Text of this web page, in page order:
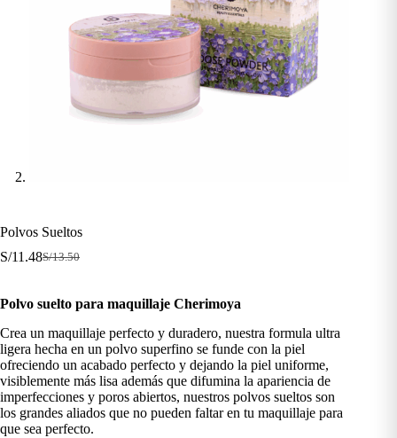
Polvos Sueltos
S/13.50
El
original
era:
S/13.50.
S/11.48El
actual
es:
S/11.48.
Polvo suelto para maquillaje Cherimoya
Crea un maquillaje perfecto y duradero, nuestra formula ultra
ligera hecha en un polvo superfino se funde con la piel
ofreciendo un acabado perfecto y dejando la piel uniforme,
visiblemente más lisa además que difumina la apariencia de
imperfecciones y poros abiertos, nuestros polvos sueltos son
los grandes aliados que no pueden faltar en tu maquillaje para
que sea perfecto.